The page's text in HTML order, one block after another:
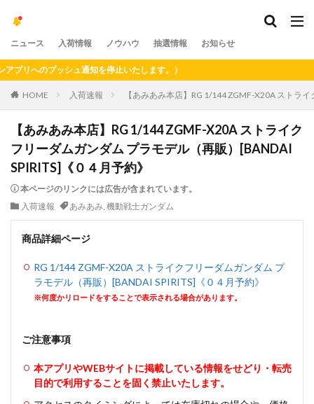
ニュース 入荷情報 ノウハウ 抽選情報 お知らせ
へのプッシュ通知を停止いたします。）
HOME 入荷速報 【あみあみ本店】RG 1/144 ZGMF-X20A ストラ
【あみあみ本店】RG 1/144 ZGMF-X20A ストライク
フリーダムガンダム プラモデル（再販）[BANDAI
SPIRITS]《０４月予約》
本ページのリンクには広告が含まれています。
入荷速報
あみあみ, 機動戦士ガンダム
商品詳細ページ
RG 1/144 ZGMF-X20A ストライクフリーダムガンダム プ
ラモデル（再販）[BANDAI SPIRITS]《０４月予約》
※何度かリロードをすることで表示される場合があります。
ご注意事項
本アプリやWEBサイトに掲載している情報をせどり・転売
目的で利用することを固く禁止いたします。